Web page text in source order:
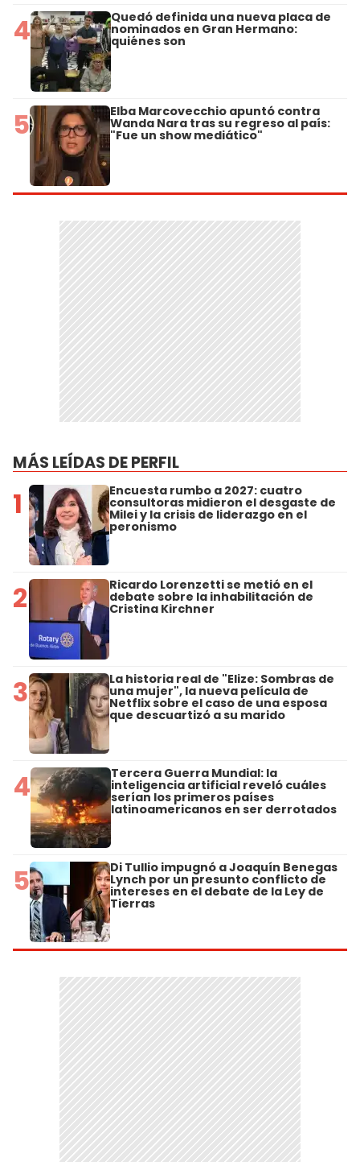
4 Quedó definida una nueva placa de
nominados en Gran Hermano:
quiénes son
5 Elba Marcovecchio apuntó contra
Wanda Nara tras su regreso al país:
"Fue un show mediático"
MÁS LEÍDAS DE PERFIL
1 Encuesta rumbo a 2027: cuatro
consultoras midieron el desgaste de
Milei y la crisis de liderazgo en el
peronismo
2 Ricardo Lorenzetti se metió en el
debate sobre la inhabilitación de
Cristina Kirchner
3 La historia real de "Elize: Sombras de
una mujer", la nueva película de
Netflix sobre el caso de una esposa
que descuartizó a su marido
4 Tercera Guerra Mundial: la
inteligencia artificial reveló cuáles
serían los primeros países
latinoamericanos en ser derrotados
5 Di Tullio impugnó a Joaquín Benegas
Lynch por un presunto conflicto de
intereses en el debate de la Ley de
Tierras